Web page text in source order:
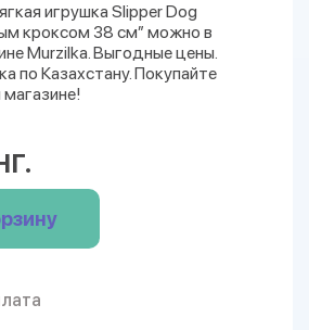
игрушка Slipper Dog
кроксом 38 см” можно в
Murzilka. Выгодные цены.
по Казахстану. Покупайте